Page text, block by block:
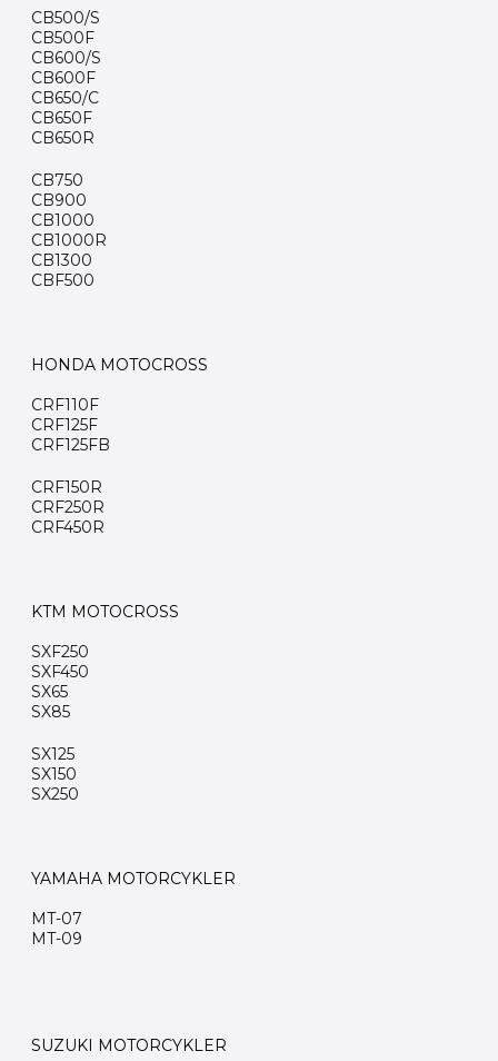
CB500/S
CB500F
CB600/S
CB600F
CB650/C
CB650F
CB650R
CB750
CB900
CB1000
CB1000R
CB1300
CBF500
HONDA MOTOCROSS
CRF110F
CRF125F
CRF125FB
CRF150R
CRF250R
CRF450R
KTM MOTOCROSS
SXF250
SXF450
SX65
SX85
SX125
SX150
SX250
YAMAHA MOTORCYKLER
MT-07
MT-09
SUZUKI MOTORCYKLER